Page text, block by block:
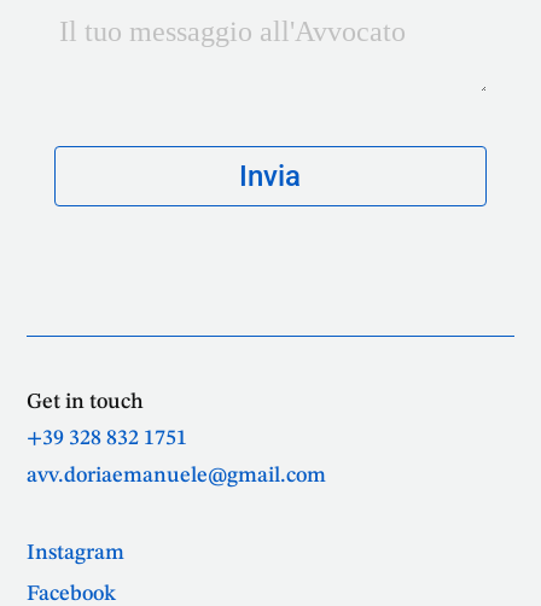
Get in touch
+39 328 832 1751
avv.doriaemanuele@gmail.com
Instagram
Facebook